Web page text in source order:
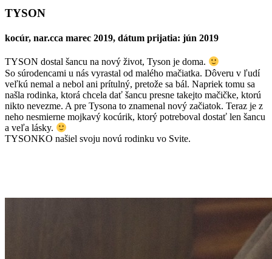
TYSON
kocúr, nar.cca marec 2019, dátum prijatia: jún 2019
TYSON dostal šancu na nový život, Tyson je doma.
So súrodencami u nás vyrastal od malého mačiatka. Dôveru v ľudí
veľkú nemal a nebol ani prítulný, pretože sa bál. Napriek tomu sa
našla rodinka, ktorá chcela dať šancu presne takejto mačičke, ktorú
nikto nevezme. A pre Tysona to znamenal nový začiatok. Teraz je z
neho nesmierne mojkavý kocúrik, ktorý potreboval dostať len šancu
a veľa lásky.
TYSONKO našiel svoju novú rodinku vo Svite.